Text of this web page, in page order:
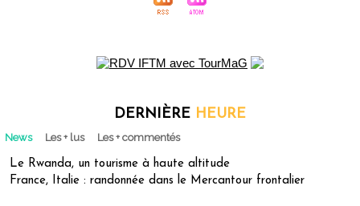
DERNIÈRE HEURE
News Les + lus Les + commentés
Le Rwanda, un tourisme à haute altitude
France, Italie : randonnée dans le Mercantour frontalier